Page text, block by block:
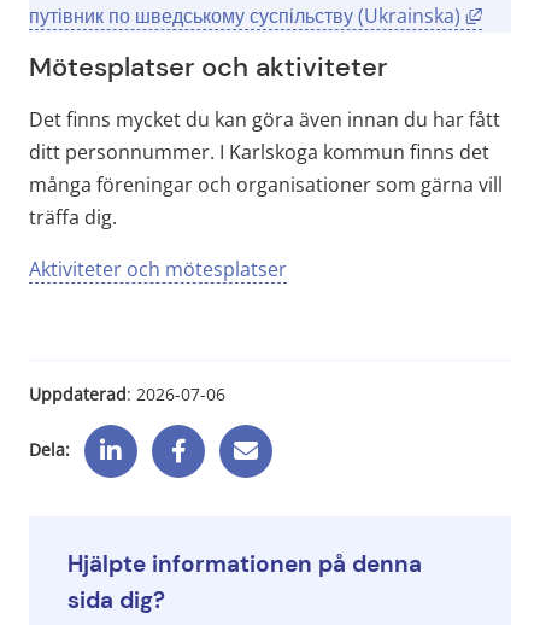
путівник по шведському суспільству (Ukrainska)
Länk
Mötesplatser och aktiviteter
Det finns mycket du kan göra även innan du har fått
ditt personnummer. I Karlskoga kommun finns det
många föreningar och organisationer som gärna vill
träffa dig.
Aktiviteter och mötesplatser
Uppdaterad: 2026-07-06
Dela:
Hjälpte informationen på denna
sida dig?